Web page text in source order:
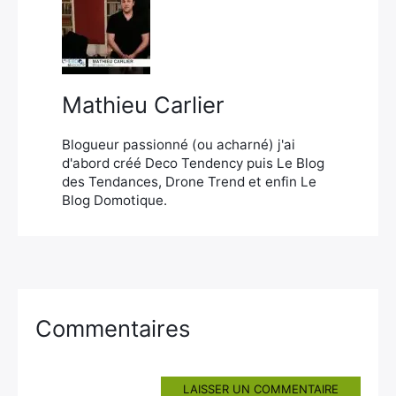
Mathieu Carlier
Blogueur passionné (ou acharné) j'ai
d'abord créé Deco Tendency puis Le Blog
des Tendances, Drone Trend et enfin Le
Blog Domotique.
Commentaires
LAISSER UN COMMENTAIRE
Rechercher
: